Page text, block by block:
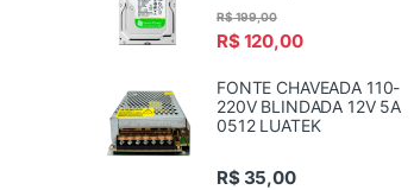
R$120,00
R$199,00
FONTE CHAVEADA 110-
220V BLINDADA 12V 5A
0512 LUATEK
R$35,00